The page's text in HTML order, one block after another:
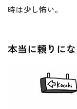
時は少し怖い。
本当に頼りに